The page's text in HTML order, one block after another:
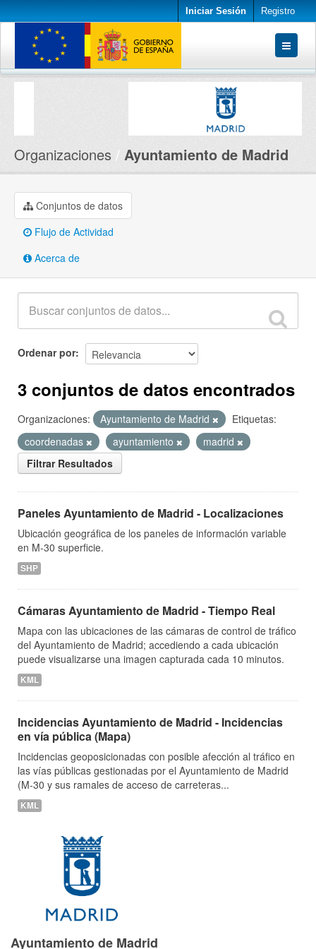
Iniciar Sesión Registro
Conjuntos de datos
Organizaciones Ayuntamiento de Madrid
Conjuntos de datos
Flujo de Actividad
Acerca de
Ordenar por
3 conjuntos de datos encontrados
Organizaciones: Ayuntamiento de Madrid
Etiquetas:
coordenadas
ayuntamiento
madrid
Filtrar Resultados
Paneles Ayuntamiento de Madrid - Localizaciones
Ubicación geográfica de los paneles de información variable
en M-30 superficie.
SHP
Cámaras Ayuntamiento de Madrid - Tiempo Real
Mapa con las ubicaciones de las cámaras de control de tráfico
del Ayuntamiento de Madrid; accediendo a cada ubicación
puede visualizarse una imagen capturada cada 10 minutos.
KML
Incidencias Ayuntamiento de Madrid - Incidencias
en vía pública (Mapa)
Incidencias geoposicionadas con posible afección al tráfico en
las vías públicas gestionadas por el Ayuntamiento de Madrid
(M-30 y sus ramales de acceso de carreteras...
KML
Ayuntamiento de Madrid